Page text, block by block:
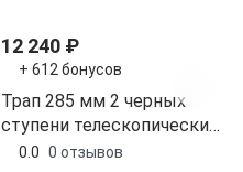
12 240 ₽
+ 612 бонусов
Трап 285 мм 2 черных
ступени телескопический
выдвижной (040104BT)
0.0 0 отзывов